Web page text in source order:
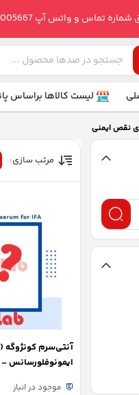
واتس آپ 09005005667 صورت می گیرد.
لیست کالاها براساس
نقص ایمنی
مرتب سازی:
آنتی‌سرم کونژوگه
ایمونوفلورسانس
موجود در انبار